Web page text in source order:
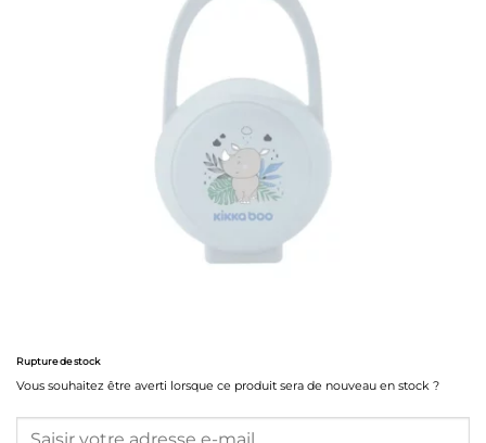
Rupture de stock
Vous souhaitez être averti lorsque ce produit sera de nouveau en stock ?